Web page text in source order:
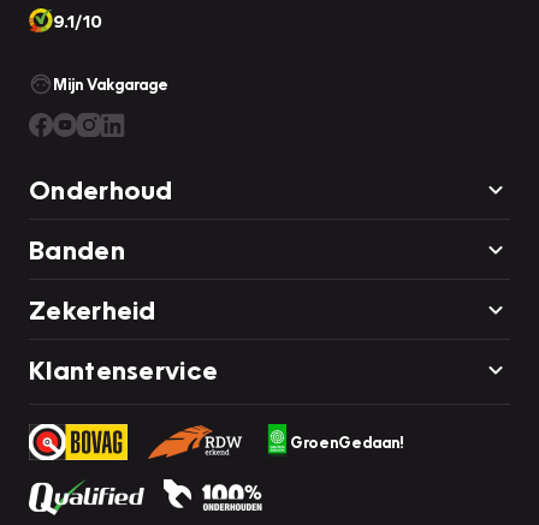
9.1/10
Mijn Vakgarage
Onderhoud
Banden
Zekerheid
Klantenservice
GroenGedaan!